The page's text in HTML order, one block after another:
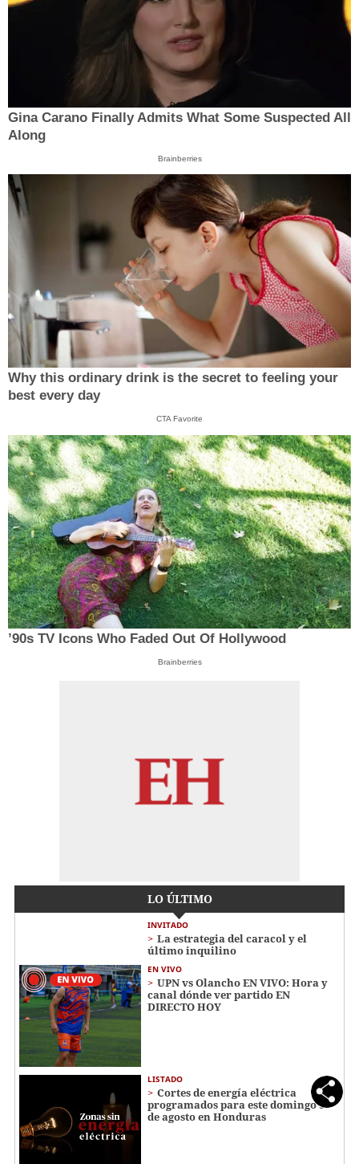
Gina Carano Finally Admits What Some Suspected All
Along
Brainberries
Why this ordinary drink is the secret to feeling your
best every day
CTA Favorite
’90s TV Icons Who Faded Out Of Hollywood
Brainberries
LO ÚLTIMO
INVITADO
La estrategia del caracol y el
último inquilino
EN VIVO
UPN vs Olancho EN VIVO: Hora y
canal dónde ver partido EN
DIRECTO HOY
LISTADO
Cortes de energía eléctrica
programados para este domingo 9
de agosto en Honduras